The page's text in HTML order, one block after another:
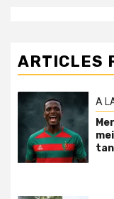
ARTICLES
A